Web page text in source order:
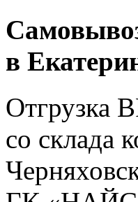
в
Отгрузка
со склада